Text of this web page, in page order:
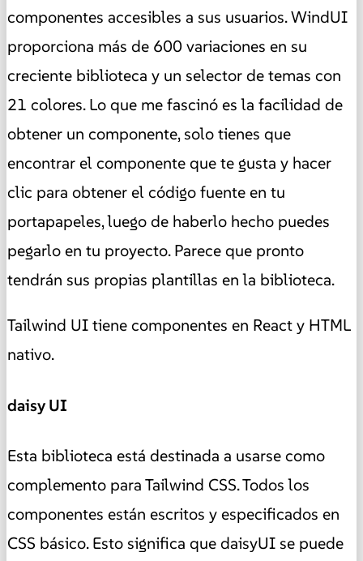
componentes accesibles a sus usuarios. WindUI
proporciona más de 600 variaciones en su
creciente biblioteca y un selector de temas con
21 colores. Lo que me fascinó es la facilidad de
obtener un componente, solo tienes que
encontrar el componente que te gusta y hacer
clic para obtener el código fuente en tu
portapapeles, luego de haberlo hecho puedes
pegarlo en tu proyecto. Parece que pronto
tendrán sus propias plantillas en la biblioteca.
Tailwind UI tiene componentes en React y HTML
nativo.
daisy UI
Esta biblioteca está destinada a usarse como
complemento para Tailwind CSS. Todos los
componentes están escritos y especificados en
CSS básico. Esto significa que daisyUI se puede